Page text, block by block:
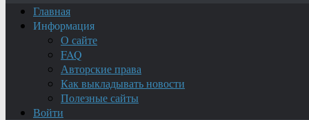
Главная
Информация
О сайте
FAQ
Авторские права
Как выкладывать новости
Полезные сайты
Войти